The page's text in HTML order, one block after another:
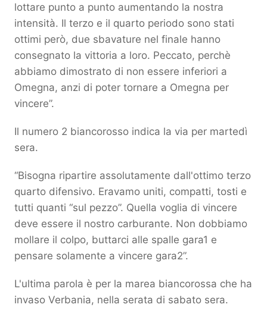
lottare punto a punto aumentando la nostra
intensità. Il terzo e il quarto periodo sono stati
ottimi però, due sbavature nel finale hanno
consegnato la vittoria a loro. Peccato, perchè
abbiamo dimostrato di non essere inferiori a
Omegna, anzi di poter tornare a Omegna per
vincere”.
Il numero 2 biancorosso indica la via per martedì
sera.
“Bisogna ripartire assolutamente dall'ottimo terzo
quarto difensivo. Eravamo uniti, compatti, tosti e
tutti quanti “sul pezzo”. Quella voglia di vincere
deve essere il nostro carburante. Non dobbiamo
mollare il colpo, buttarci alle spalle gara1 e
pensare solamente a vincere gara2”.
L'ultima parola è per la marea biancorossa che ha
invaso Verbania, nella serata di sabato sera.